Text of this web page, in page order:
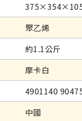
聚乙烯
約1.1公斤
摩卡白
4901140
中國